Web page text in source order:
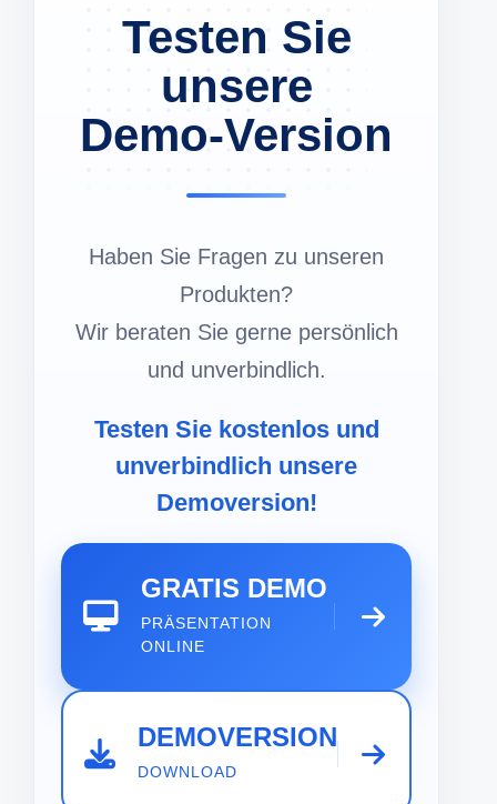
Testen Sie
unsere
Demo-Version
Haben Sie Fragen zu unseren
Produkten?
Wir beraten Sie gerne persönlich
und unverbindlich.
Testen Sie kostenlos und
unverbindlich unsere
Demoversion!
GRATIS DEMO
PRÄSENTATION
ONLINE
DEMOVERSION
DOWNLOAD